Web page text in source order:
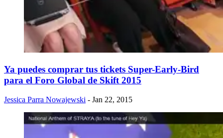
Ya puedes comprar tus tickets Super-Early-Bird
para el Foro Global de Skift 2015
Jessica Parra Nowajewski - Jan 22, 2015